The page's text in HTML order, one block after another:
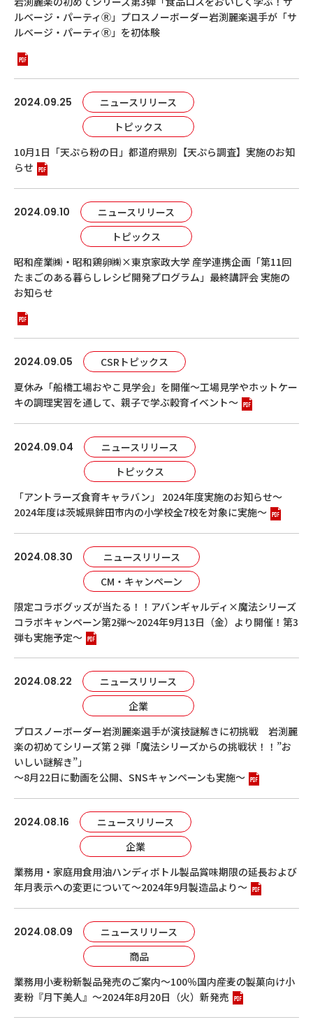
ルベージ・パーティⓇ」プロスノーボーダー岩渕麗楽選手が「サ
ルベージ・パーティⓇ」を初体験
2024.09.25
ニュースリリース
トピックス
10月1日「天ぷら粉の日」都道府県別【天ぷら調査】実施のお知
らせ
2024.09.10
ニュースリリース
トピックス
昭和産業㈱・昭和鶏卵㈱×東京家政大学 産学連携企画「第11回
たまごのある暮らしレシピ開発プログラム」最終講評会 実施の
お知らせ
2024.09.05
CSRトピックス
夏休み「船橋工場おやこ見学会」を開催～工場見学やホットケー
キの調理実習を通して、親子で学ぶ穀育イベント～
2024.09.04
ニュースリリース
トピックス
「アントラーズ食育キャラバン」 2024年度実施のお知らせ～
2024年度は茨城県鉾田市内の小学校全7校を対象に実施～
2024.08.30
ニュースリリース
CM・キャンペーン
限定コラボグッズが当たる！！アバンギャルディ×魔法シリーズ
コラボキャンペーン第2弾～2024年9月13日（金）より開催！第3
弾も実施予定～
2024.08.22
ニュースリリース
企業
プロスノーボーダー岩渕麗楽選手が演技謎解きに初挑戦 岩渕麗
楽の初めてシリーズ第２弾「魔法シリーズからの挑戦状！！”お
いしい謎解き”」
～8月22日に動画を公開、SNSキャンペーンも実施～
2024.08.16
ニュースリリース
企業
業務用・家庭用食用油ハンディボトル製品賞味期限の延長および
年月表示への変更について～2024年9月製造品より～
2024.08.09
ニュースリリース
商品
業務用小麦粉新製品発売のご案内～100％国内産麦の製菓向け小
麦粉『月下美人』～2024年8月20日（火）新発売